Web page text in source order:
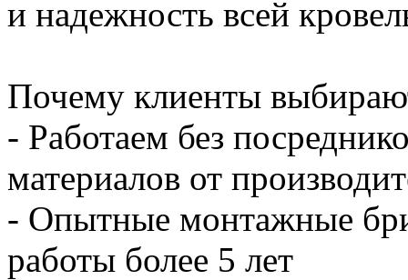
и надежность всей
Почему клиенты
- Работаем без
материалов от
- Опытные монтажные
работы более 5 лет